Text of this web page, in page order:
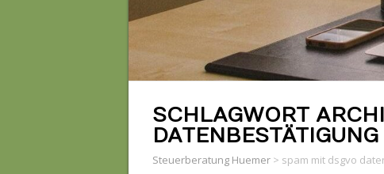
SCHLAGWORT
DATENBESTÄTIGUNG
Steuerberatung Huemer > spam mit dsgvo